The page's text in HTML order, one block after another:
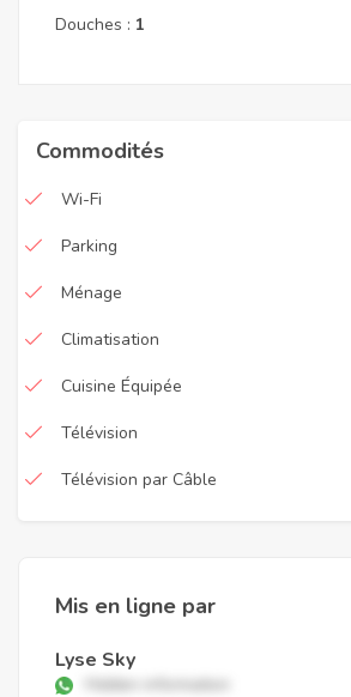
Douches : 1
Commodités
Wi-Fi
Parking
Ménage
Climatisation
Cuisine Équipée
Télévision
Télévision par Câble
Mis en ligne par
Lyse Sky
Hidden information